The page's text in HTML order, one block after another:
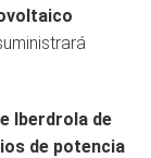
Iberdrola de
de potencia